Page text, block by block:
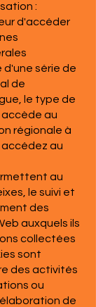
:
d'accéder
d'une série de
de
le type de
accède au
régionale à
au
au
le suivi et
des
auxquels ils
collectées
sont
des activités
ou
de